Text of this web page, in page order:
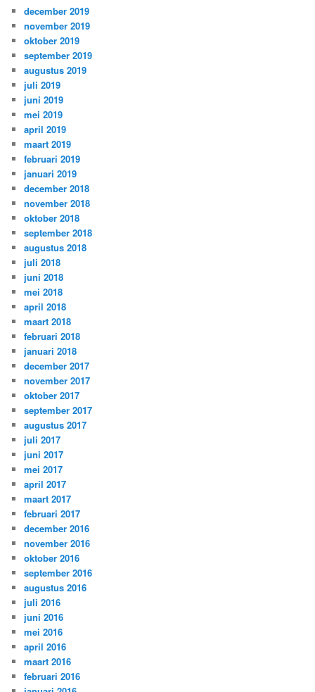
december 2019
november 2019
oktober 2019
september 2019
augustus 2019
juli 2019
juni 2019
mei 2019
april 2019
maart 2019
februari 2019
januari 2019
december 2018
november 2018
oktober 2018
september 2018
augustus 2018
juli 2018
juni 2018
mei 2018
april 2018
maart 2018
februari 2018
januari 2018
december 2017
november 2017
oktober 2017
september 2017
augustus 2017
juli 2017
juni 2017
mei 2017
april 2017
maart 2017
februari 2017
december 2016
november 2016
oktober 2016
september 2016
augustus 2016
juli 2016
juni 2016
mei 2016
april 2016
maart 2016
februari 2016